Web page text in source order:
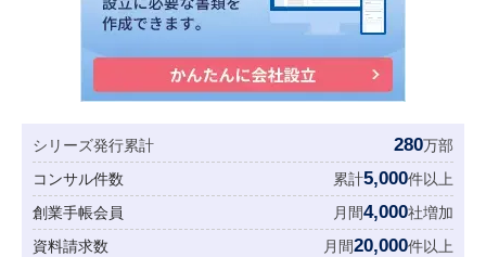
シリーズ発行累計 280万部
コンサル件数
累計5,000件以上
創業手帳会員
月間4,000社増加
資料請求数
月間20,000件以上